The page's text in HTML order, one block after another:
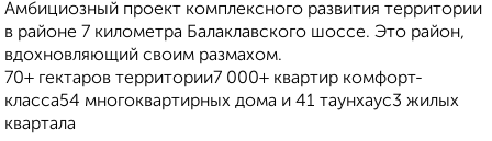
Амбициозный проект комплексного развития территории
в районе 7 километра Балаклавского шоссе. Это район,
вдохновляющий своим размахом.
70+ гектаров территории7 000+ квартир комфорт-
класса54 многоквартирных дома и 41 таунхаус3 жилых
квартала